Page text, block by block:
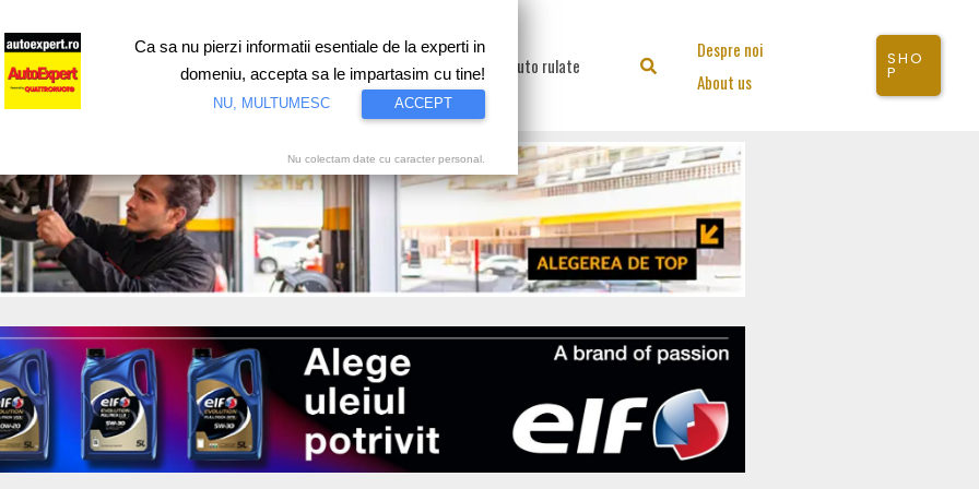
Test drive Motorsport Proiecte speciale Video Auto rulate Search
Despre noi
About us
SHO
P
Ca sa nu pierzi informatii esentiale de la experti in
domeniu, accepta sa le impartasim cu tine!
NU, MULTUMESC ACCEPT
Nu colectam date cu caracter personal.